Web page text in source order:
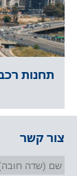
תחנות
צור קשר